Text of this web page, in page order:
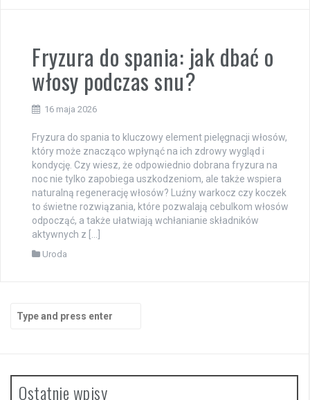
Fryzura do spania: jak dbać o
włosy podczas snu?
16 maja 2026
Fryzura do spania to kluczowy element pielęgnacji włosów,
który może znacząco wpłynąć na ich zdrowy wygląd i
kondycję. Czy wiesz, że odpowiednio dobrana fryzura na
noc nie tylko zapobiega uszkodzeniom, ale także wspiera
naturalną regenerację włosów? Luźny warkocz czy koczek
to świetne rozwiązania, które pozwalają cebulkom włosów
odpocząć, a także ułatwiają wchłanianie składników
aktywnych z […]
Uroda
Search
for:
Ostatnie wpisy